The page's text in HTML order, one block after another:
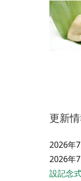
更新
2026年
2026年
設記念